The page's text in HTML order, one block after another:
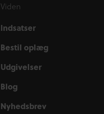
Viden
Indsatser
Bestil oplæg
Udgivelser
Blog
Nyhedsbrev